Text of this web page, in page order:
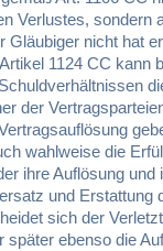
Verlustes, sondern
Gläubiger nicht hat
1124 CC kann
der
wahlweise die
ihre Auflösung und
und Erstattung
sich der
später ebenso die